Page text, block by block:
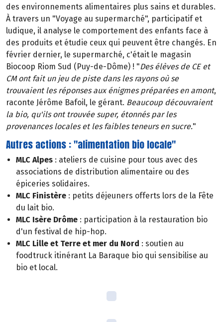
des environnements alimentaires plus sains et durables.
À travers un "Voyage au supermarché", participatif et
ludique, il analyse le comportement des enfants face à
des produits et étudie ceux qui peuvent être changés. En
février dernier, le supermarché, c'était le magasin
Biocoop Riom Sud (Puy-de-Dôme) ! "Des élèves de CE et
CM ont fait un jeu de piste dans les rayons où se
trouvaient les réponses aux énigmes préparées en amont,
raconte Jérôme Bafoil, le gérant. Beaucoup découvraient
la bio, qu'ils ont trouvée super, étonnés par les
provenances locales et les faibles teneurs en sucre."
Autres actions : "alimentation bio locale"
MLC Alpes : ateliers de cuisine pour tous avec des
associations de distribution alimentaire ou des
épiceries solidaires.
MLC Finistère : petits déjeuners offerts lors de la Fête
du lait bio.
MLC Isère Drôme : participation à la restauration bio
d'un festival de hip-hop.
MLC Lille et Terre et mer du Nord : soutien au
foodtruck itinérant La Baraque bio qui sensibilise au
bio et local.